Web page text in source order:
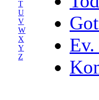
T
U
V
W
X
Y
Z
Ev.